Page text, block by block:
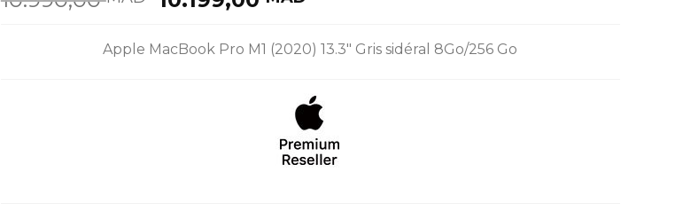
initial
était :
actuel
est :
Apple MacBook Pro M1 (2020) 13.3″ Gris sidéral 8Go/256 Go